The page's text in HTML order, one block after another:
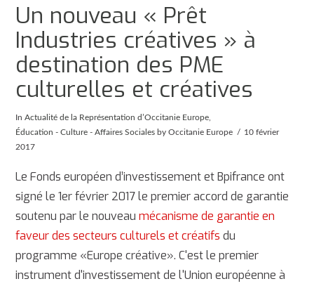
Un nouveau « Prêt
Industries créatives » à
destination des PME
culturelles et créatives
InActualité de la Représentation d’Occitanie Europe
Éducation - Culture - Affaires Sociales by Occitanie Europe
10 février
2017
Le Fonds européen d’investissement et Bpifrance ont
signé le 1er février 2017 le premier accord de garantie
soutenu par le nouveaumécanisme de garantie en
faveur des secteurs culturels et créatifs du
programme «Europe créative». C'est le premier
instrument d'investissement de l'Union européenne à